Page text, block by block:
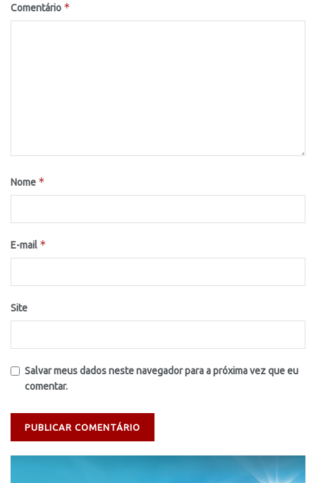
Comentário *
Nome *
E-mail *
Site
Salvar meus dados neste navegador para a próxima vez que eu
comentar.